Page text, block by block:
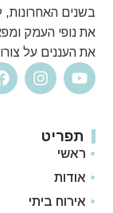
בשנים
את נופי העמק
את העננים על
תפריט
ראשי
אודות
אירוח ביתי